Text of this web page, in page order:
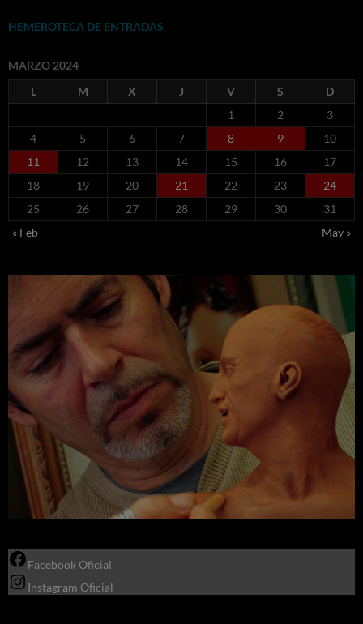
HEMEROTECA DE ENTRADAS
MARZO 2024
L
M X J V S
D
1
2
3
4
5 6 7 8 9
10
11
12 13 14 15 16
17
18
19 20 21 22 23
24
25
26 27 28 29 30
31
« Feb
May »
Facebook Oficial
Instagram Oficial